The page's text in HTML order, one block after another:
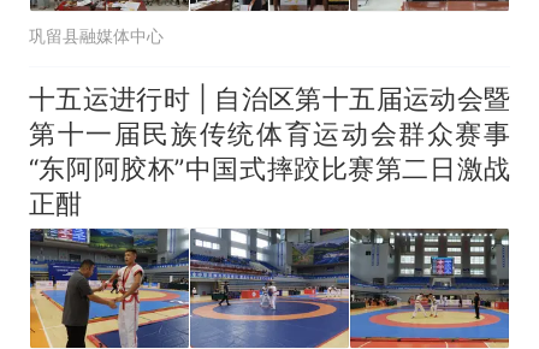
巩留县融媒体中心
十五运进行时 | 自治区第十五届运动会暨
第十一届民族传统体育运动会群众赛事
“东阿阿胶杯”中国式摔跤比赛第二日激战
正酣